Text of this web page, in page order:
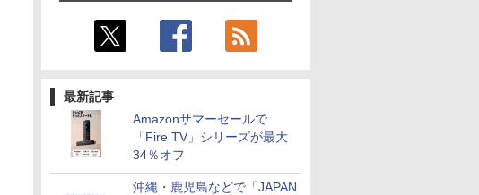
最新記事
Amazonサマーセールで
「Fire TV」シリーズが最大
34％オフ
沖縄・鹿児島などで「JAPAN